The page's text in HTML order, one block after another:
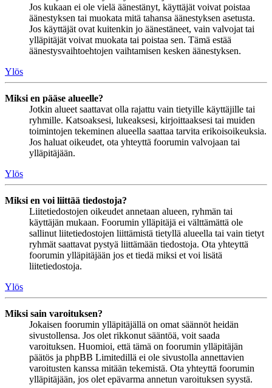
Jos kukaan ei ole vielä äänestänyt, käyttäjät voivat poistaa
äänestyksen tai muokata mitä tahansa äänestyksen asetusta.
Jos käyttäjät ovat kuitenkin jo äänestäneet, vain valvojat tai
ylläpitäjät voivat muokata tai poistaa sen. Tämä estää
äänestysvaihtoehtojen vaihtamisen kesken äänestyksen.
Ylös
Miksi en pääse alueelle?
Jotkin alueet saattavat olla rajattu vain tietyille käyttäjille tai
ryhmille. Katsoaksesi, lukeaksesi, kirjoittaaksesi tai muiden
toimintojen tekeminen alueella saattaa tarvita erikoisoikeuksia.
Jos haluat oikeudet, ota yhteyttä foorumin valvojaan tai
ylläpitäjään.
Ylös
Miksi en voi liittää tiedostoja?
Liitetiedostojen oikeudet annetaan alueen, ryhmän tai
käyttäjän mukaan. Foorumin ylläpitäjä ei välttämättä ole
sallinut liitetiedostojen liittämistä tietyllä alueella tai vain tietyt
ryhmät saattavat pystyä liittämään tiedostoja. Ota yhteyttä
foorumin ylläpitäjään jos et tiedä miksi et voi lisätä
liitetiedostoja.
Ylös
Miksi sain varoituksen?
Jokaisen foorumin ylläpitäjällä on omat säännöt heidän
sivustollensa. Jos olet rikkonut sääntöä, voit saada
varoituksen. Huomioi, että tämä on foorumin ylläpitäjän
päätös ja phpBB Limitedillä ei ole sivustolla annettavien
varoitusten kanssa mitään tekemistä. Ota yhteyttä foorumin
ylläpitäjään, jos olet epävarma annetun varoituksen syystä.